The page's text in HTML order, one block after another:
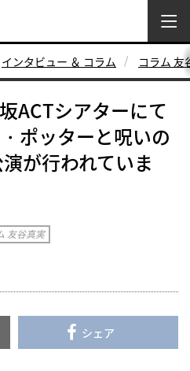
インタビュー ＆ コラム コラム 友
ACTシアターにて
ポッターと呪いの
が行われていま
友谷真実
シェア